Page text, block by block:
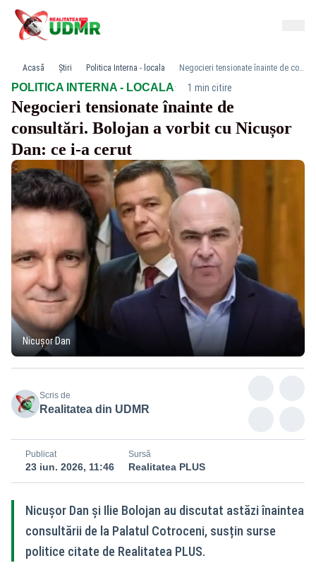
Acasă Știri Politica Interna - locala Negocieri tensionate înainte de consultări. Bolojan a vorbit cu Nicușor Dan: ce i-a cerut
POLITICA INTERNA - LOCALA· 1 min citire
Negocieri tensionate înainte de
consultări. Bolojan a vorbit cu Nicușor
Dan: ce i-a cerut
Nicușor Dan
Scris de
Realitatea din UDMR
Publicat
23 iun. 2026, 11:46
Sursă
Realitatea PLUS
Nicușor Dan și Ilie Bolojan au discutat astăzi înaintea
consultării de la Palatul Cotroceni, susțin surse
politice citate de Realitatea PLUS.